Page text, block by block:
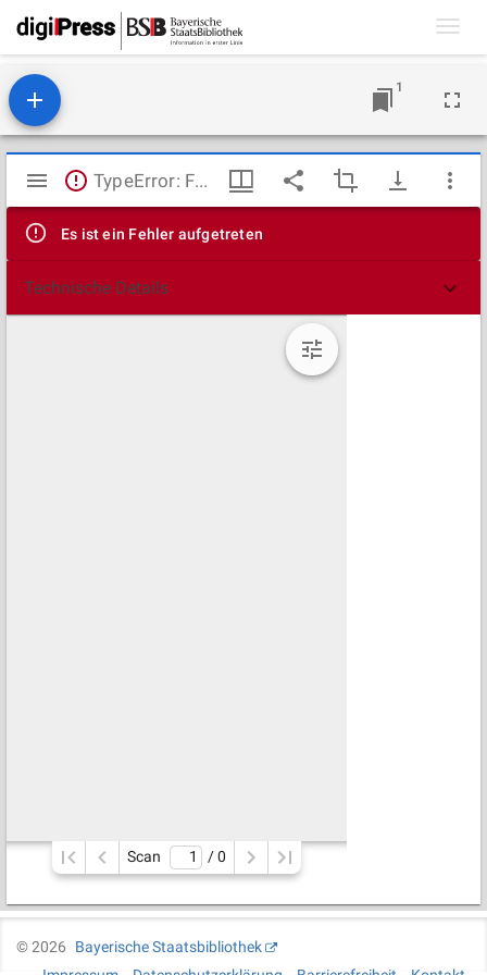
1
Mirador
Viewer
TypeError: Failed to fetch
Es ist ein Fehler aufgetreten
Technische Details
Scan / 0
©2026
Bayerische Staatsbibliothek